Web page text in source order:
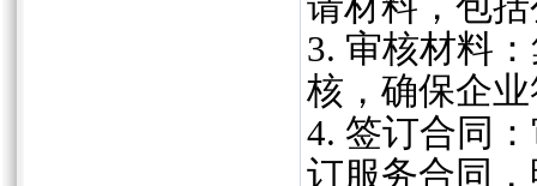
3. 审核材料
核，确保企
4. 签订合同
订服务合同